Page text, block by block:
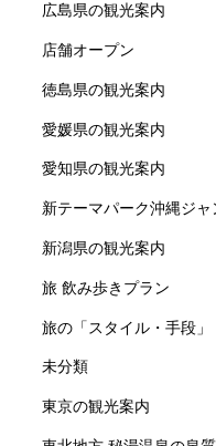
広島県の観光案内
店舗オープン
徳島県の観光案内
愛媛県の観光案内
愛知県の観光案内
新テーマパーク沖縄ジャ
新潟県の観光案内
旅 飲み歩きプラン
旅の「スタイル・手段」
未分類
東京の観光案内